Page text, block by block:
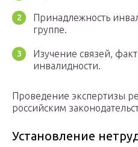
Принадлежность
группе.
Изучение связей,
инвалидности.
Проведение экспертизы
российским
Установление